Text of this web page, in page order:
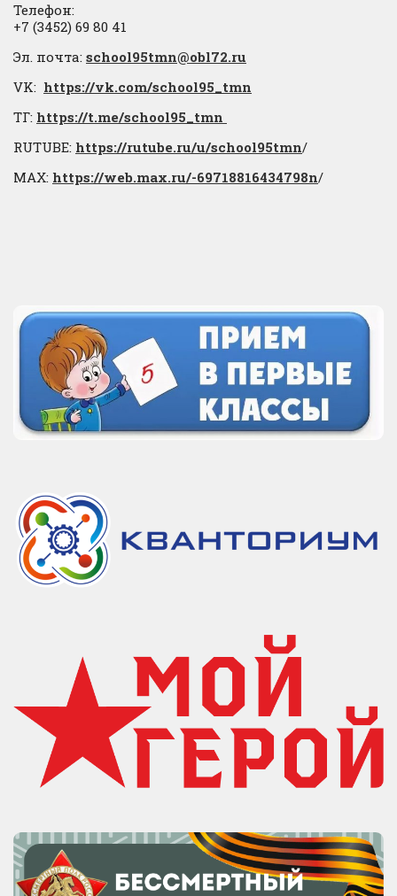
Телефон:
+7 (3452) 69 80 41
Эл. почта: school95tmn@obl72.ru
VK: https://vk.com/school95_tmn
ТГ: https://t.me/school95_tmn
RUTUBE: https://rutube.ru/u/school95tmn/
МАХ: https://web.max.ru/-69718816434798n/